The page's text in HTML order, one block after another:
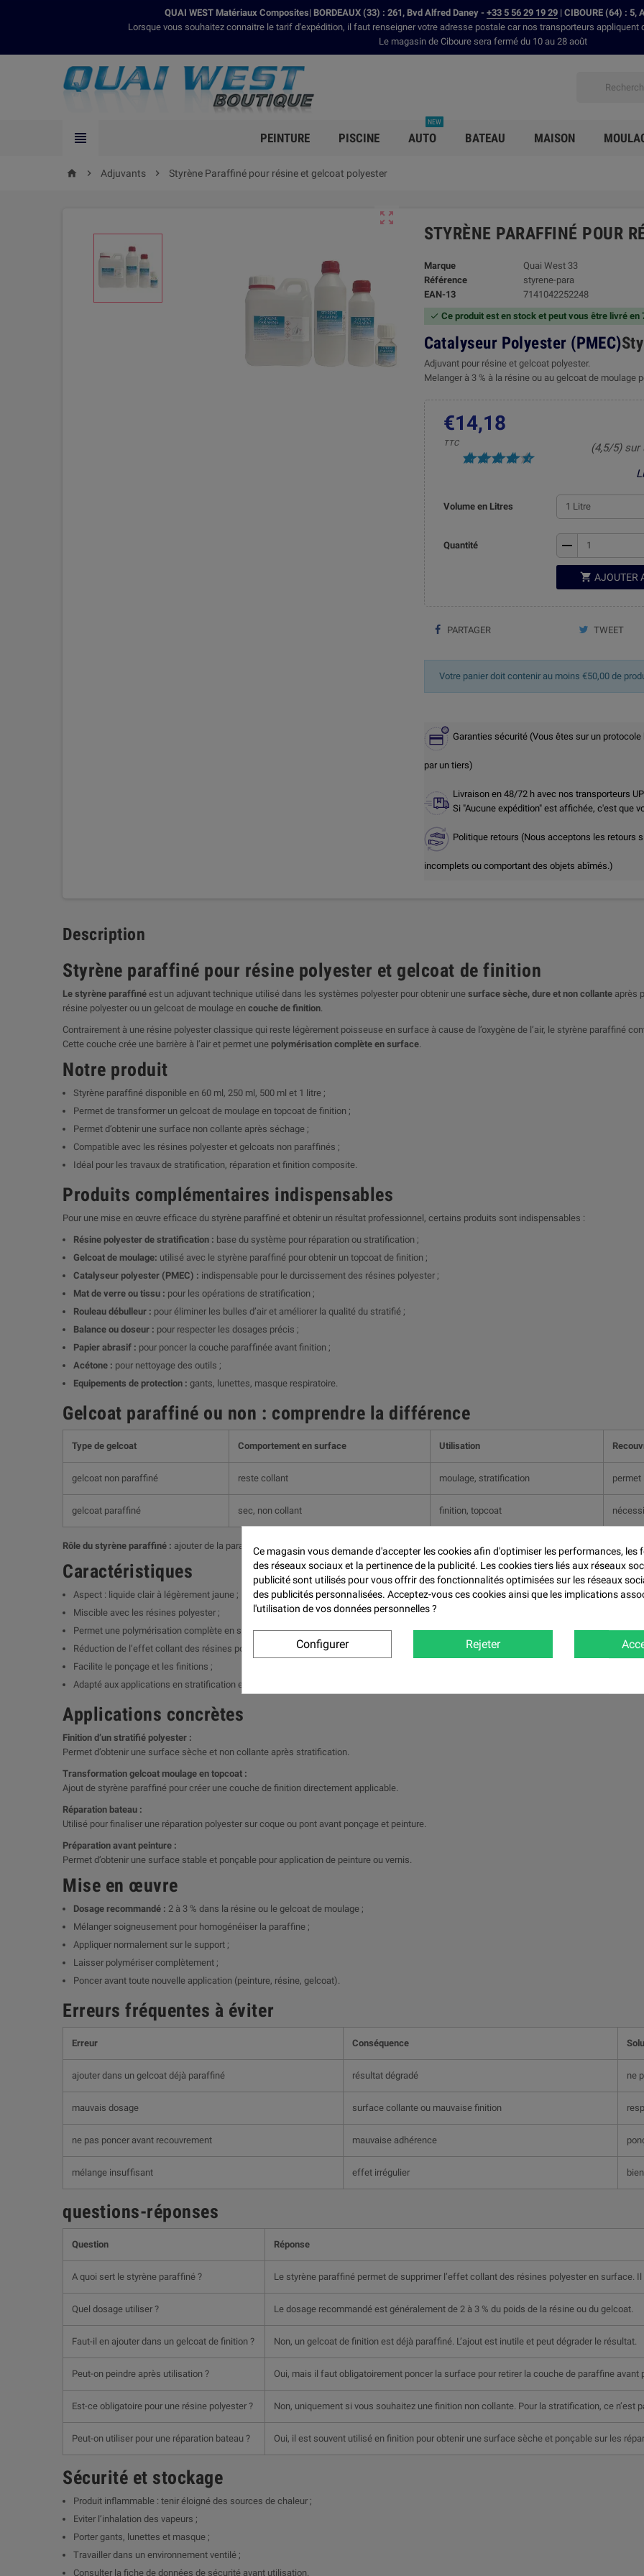
QUAI WEST Matériaux Composites| BORDEAUX (33) : 261, Bvd Alfred Daney - +33 5 56 29 19 29 | CIBOURE (64) : 5,
Lorsque vous souhaitez connaitre le tarif d'expédition, il faut renseigner votre adresse postale car nos transporteurs
Le magasin de Ciboure sera fermé du 10 au 28 août
 PEINTURE PISCINE AUTO
NEW
BATEAU MAISON
home  Adjuvants  Styrène Paraffiné pour résine et gelcoat polyester

STYRÈNE PARAFFINÉ POUR
Marque
Quai West 33
Référence
styrene-para
EAN-13
7141042252248
 Ce produit est en stock et peut vous être livré en
Catalyseur Polyester (PMEC)
Adjuvant pour résine et gelcoat polyester.
Melanger à 3 % à la résine ou au gelcoat de moulage
€14,18
TTC
(4,5/5) sur
Volume en Litres
Quantité remove
 AJOUTER
PARTAGER TWEET
Votre panier doit contenir au moins €50,00 de
Garanties sécurité (Vous êtes sur un
par un tiers)
Livraison en 48/72 h avec nos transporteurs
Si "Aucune expédition" est affichée, c'est que
Politique retours (Nous acceptons les retours
incomplets ou comportant des objets abîmés.)
Description
Styrène paraffiné pour résine polyester et gelcoat de finition
Le styrène paraffiné est un adjuvant technique utilisé dans les systèmes polyester pour obtenir une surface sèche, dure et non collante après
résine polyester ou un gelcoat de moulage en couche de finition
Contrairement à une résine polyester classique qui reste légèrement poisseuse en surface à cause de l’oxygène de l’air, le styrène paraffiné
Cette couche crée une barrière à l’air et permet une polymérisation complète en surface
Notre produit
Styrène paraffiné disponible en 60 ml, 250 ml, 500 ml et 1 litre ;
Permet de transformer un gelcoat de moulage en topcoat de finition ;
Permet d’obtenir une surface non collante après séchage ;
Compatible avec les résines polyester et gelcoats non paraffinés ;
Idéal pour les travaux de stratification, réparation et finition composite.
Produits complémentaires indispensables
Pour une mise en œuvre efficace du styrène paraffiné et obtenir un résultat professionnel, certains produits sont indispensables :
Résine polyester de stratification : base du système pour réparation ou stratification ;
Gelcoat de moulage: utilisé avec le styrène paraffiné pour obtenir un topcoat de finition ;
Catalyseur polyester (PMEC) : indispensable pour le durcissement des résines polyester ;
Mat de verre ou tissu : pour les opérations de stratification ;
Rouleau débulleur : pour éliminer les bulles d’air et améliorer la qualité du stratifié ;
Balance ou doseur : pour respecter les dosages précis ;
Papier abrasif : pour poncer la couche paraffinée avant finition ;
Acétone : pour nettoyage des outils ;
Equipements de protection : gants, lunettes, masque respiratoire.
Gelcoat paraffiné ou non : comprendre la différence
Type de gelcoat Comportement en surface Utilisation
gelcoat non paraffiné reste collant moulage, stratification permet
gelcoat paraffiné sec, non collant finition, topcoat
Rôle du styrène paraffiné : ajouter de la paraffine dans un gelcoat non paraffiné pour obtenir un gelcoat de finition.
Caractéristiques
Aspect : liquide clair à légèrement jaune ;
Miscible avec les résines polyester ;
Permet une polymérisation complète en surface ;
Réduction de l’effet collant des résines polyester ;
Facilite le ponçage et les finitions ;
Adapté aux applications en stratification et réparation.
Applications concrètes
Finition d’un stratifié polyester :
Permet d’obtenir une surface sèche et non collante après stratification.
Transformation gelcoat moulage en topcoat :
Ajout de styrène paraffiné pour créer une couche de finition directement applicable.
Réparation bateau :
Utilisé pour finaliser une réparation polyester sur coque ou pont avant ponçage et peinture.
Préparation avant peinture :
Permet d’obtenir une surface stable et ponçable pour application de peinture ou vernis.
Mise en œuvre
Dosage recommandé : 2 à 3 % dans la résine ou le gelcoat de moulage ;
Mélanger soigneusement pour homogénéiser la paraffine ;
Appliquer normalement sur le support ;
Laisser polymériser complètement ;
Poncer avant toute nouvelle application (peinture, résine, gelcoat).
Erreurs fréquentes à éviter
Erreur Conséquence
ajouter dans un gelcoat déjà paraffiné résultat dégradé ne
mauvais dosage surface collante ou mauvaise finition
ne pas poncer avant recouvrement mauvaise adhérence
mélange insuffisant effet irrégulier
questions-réponses
Question Réponse
A quoi sert le styrène paraffiné ? Le styrène paraffiné permet de supprimer l’effet collant des résines polyester en surface.
Quel dosage utiliser ? Le dosage recommandé est généralement de 2 à 3 % du poids de la résine ou du gelcoat.
Faut-il en ajouter dans un gelcoat de finition ? Non, un gelcoat de finition est déjà paraffiné. L’ajout est inutile et peut dégrader le résultat.
Peut-on peindre après utilisation ? Oui, mais il faut obligatoirement poncer la surface pour retirer la couche de paraffine avant
Est-ce obligatoire pour une résine polyester ? Non, uniquement si vous souhaitez une finition non collante. Pour la stratification, ce n’est
Peut-on utiliser pour une réparation bateau ? Oui, il est souvent utilisé en finition pour obtenir une surface sèche et ponçable sur les
Sécurité et stockage
Produit inflammable : tenir éloigné des sources de chaleur ;
Eviter l’inhalation des vapeurs ;
Porter gants, lunettes et masque ;
Travailler dans un environnement ventilé ;
Consulter la fiche de données de sécurité avant utilisation.
Ce magasin vous demande d'accepter les cookies afin d'optimiser les performances, les
des réseaux sociaux et la pertinence de la publicité. Les cookies tiers liés aux réseaux
publicité sont utilisés pour vous offrir des fonctionnalités optimisées sur les réseaux
des publicités personnalisées. Acceptez-vous ces cookies ainsi que les implications
l'utilisation de vos données personnelles ?
Configurer Rejeter